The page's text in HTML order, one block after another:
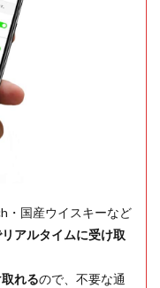
・国産ウイスキーなど
アルタイムに受け取
れるので、不要な通